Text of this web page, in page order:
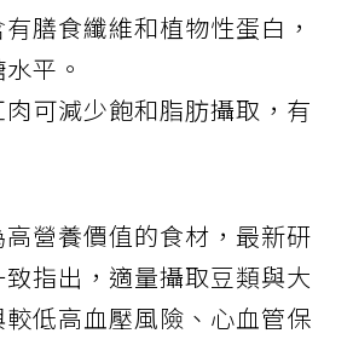
膳食纖維和植物性蛋白，
平。
可減少飽和脂肪攝取，有
營養價值的食材，最新研
指出，適量攝取豆類與大
低高血壓風險、心血管保